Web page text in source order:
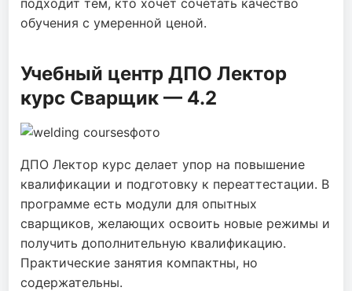
обучения с умеренной ценой.
Учебный центр ДПО Лектор
курс Сварщик — 4.2
ДПО Лектор курс делает упор на повышение
квалификации и подготовку к переаттестации. В
программе есть модули для опытных
сварщиков, желающих освоить новые режимы и
получить дополнительную квалификацию.
Практические занятия компактны, но
содержательны.